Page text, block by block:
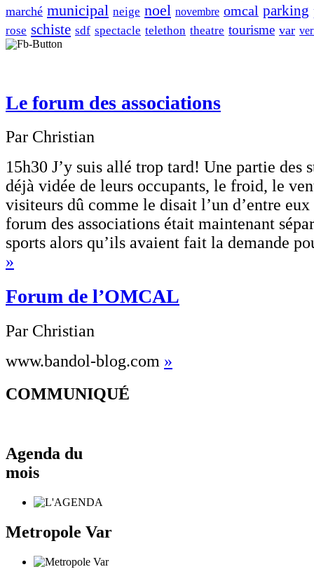
marché municipal neige noel novembre omcal parking
rose schiste sdf spectacle telethon theatre tourisme var
Le forum des associations
Par Christian
15h30 J’y suis allé trop tard! Une partie des
déjà vidée de leurs occupants, le froid, le
visiteurs dû comme le disait l’un d’entre
forum des associations était maintenant
sports alors qu’ils avaient fait la demande
»
Forum de l’OMCAL
Par Christian
www.bandol-blog.com »
COMMUNIQUÉ
Agenda du
mois
Metropole Var